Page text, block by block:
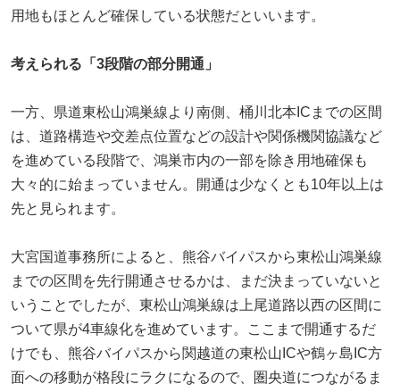
用地もほとんど確保している状態だといいます。
考えられる「3段階の部分開通」
一方、県道東松山鴻巣線より南側、桶川北本ICまでの区間
は、道路構造や交差点位置などの設計や関係機関協議など
を進めている段階で、鴻巣市内の一部を除き用地確保も
大々的に始まっていません。開通は少なくとも10年以上は
先と見られます。
大宮国道事務所によると、熊谷バイパスから東松山鴻巣線
までの区間を先行開通させるかは、まだ決まっていないと
いうことでしたが、東松山鴻巣線は上尾道路以西の区間に
ついて県が4車線化を進めています。ここまで開通するだ
けでも、熊谷バイパスから関越道の東松山ICや鶴ヶ島IC方
面への移動が格段にラクになるので、圏央道につながるま